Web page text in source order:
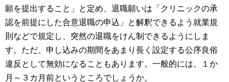
願を提出すること」と定め、退職願いは「クリニックの承
認を前提にした合意退職の申込」と解釈できるよう就業規
則などで規定し、突然の退職をけん制できるようにしま
す。ただ、申し込みの期間をあまり長く設定する公序良俗
違反として無効になることもあります。一般的には、１か
月～３カ月前というところでしょうか。